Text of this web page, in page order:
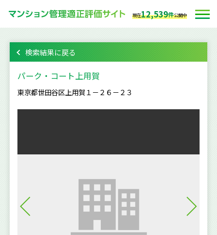
現在12,539件公開中
検索結果に戻る
パーク・コート上用賀
東京都世田谷区上用賀１－２６－２３